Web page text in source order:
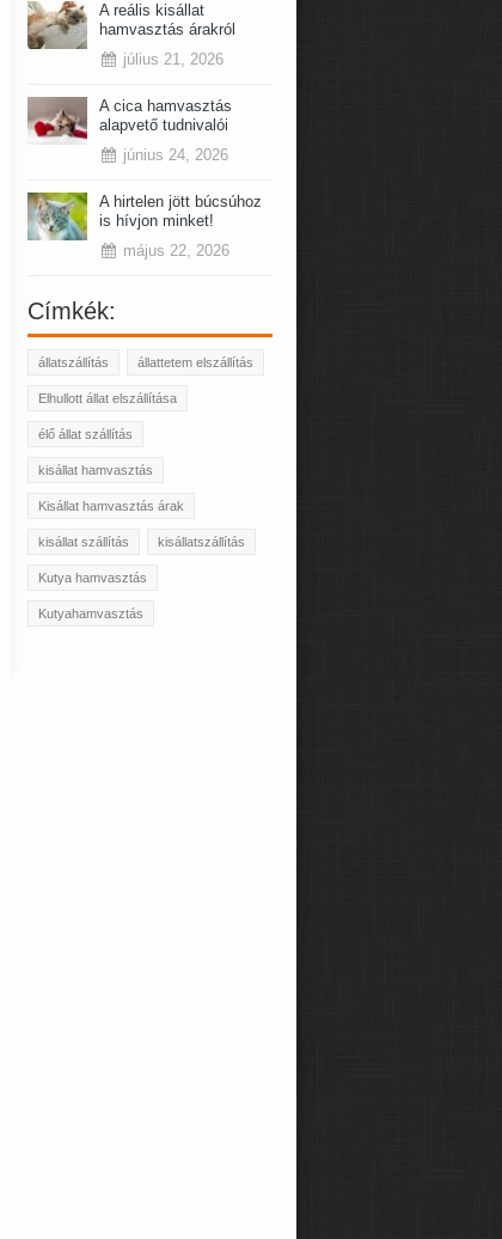
A reális kisállat
hamvasztás árakról
július 21, 2026
A cica hamvasztás
alapvető tudnivalói
június 24, 2026
A hirtelen jött búcsúhoz
is hívjon minket!
május 22, 2026
Címkék:
állatszállítás állattetem elszállítás
Elhullott állat elszállítása
élő állat szállítás
kisállat hamvasztás
Kisállat hamvasztás árak
kisállat szállítás kisállatszállítás
Kutya hamvasztás
Kutyahamvasztás